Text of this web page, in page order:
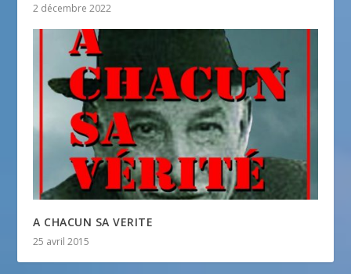
2 décembre 2022
A CHACUN SA VERITE
25 avril 2015